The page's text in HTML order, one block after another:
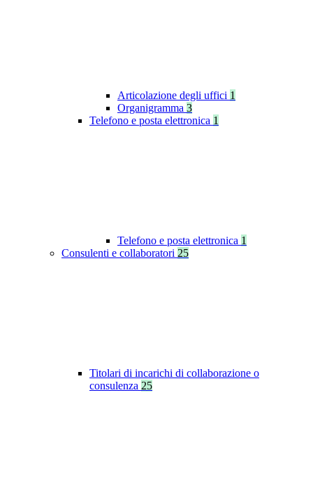
Articolazione degli uffici 1
Organigramma 3
Telefono e posta elettronica 1
Telefono e posta elettronica 1
Consulenti e collaboratori 25
Titolari di incarichi di collaborazione o
consulenza 25